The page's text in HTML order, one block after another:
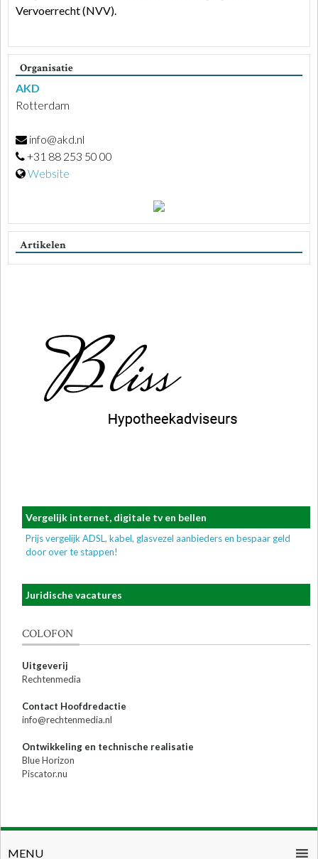
Vervoerrecht (NVV).
Organisatie
AKD
Rotterdam​​
info@akd.nl
+31 88 253 50​ 00
Website
Artikelen
Vergelijk internet, digitale tv en bellen
Prijs vergelijk ADSL, kabel, glasvezel aanbieders en bespaar geld
door over te stappen!
Juridische vacatures
COLOFON
Uitgeverij
Rechtenmedia
Contact Hoofdredactie
info@rechtenmedia.nl
Ontwikkeling en technische realisatie
Blue Horizon
Piscator.nu
MENU